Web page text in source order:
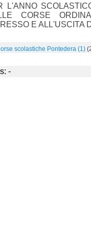
L'ANNO
CORSE
E ALL'USCITA
scolastiche Pontedera (1)
-